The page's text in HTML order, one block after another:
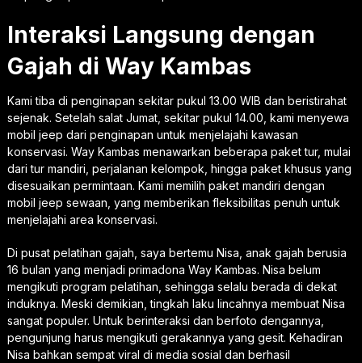
Interaksi Langsung dengan
Gajah di Way Kambas
Kami tiba di penginapan sekitar pukul 13.00 WIB dan beristirahat
sejenak. Setelah salat Jumat, sekitar pukul 14.00, kami menyewa
mobil jeep dari penginapan untuk menjelajahi kawasan
konservasi. Way Kambas menawarkan beberapa paket tur, mulai
dari tur mandiri, perjalanan kelompok, hingga paket khusus yang
disesuaikan permintaan. Kami memilih paket mandiri dengan
mobil jeep sewaan, yang memberikan fleksibilitas penuh untuk
menjelajahi area konservasi.
Di pusat pelatihan gajah, saya bertemu Nisa, anak gajah berusia
16 bulan yang menjadi primadona Way Kambas. Nisa belum
mengikuti program pelatihan, sehingga selalu berada di dekat
induknya. Meski demikian, tingkah laku lincahnya membuat Nisa
sangat populer. Untuk berinteraksi dan berfoto dengannya,
pengunjung harus mengikuti gerakannya yang gesit. Kehadiran
Nisa bahkan sempat viral di media sosial dan berhasil